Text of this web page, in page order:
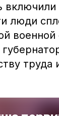
люди
военной
труда